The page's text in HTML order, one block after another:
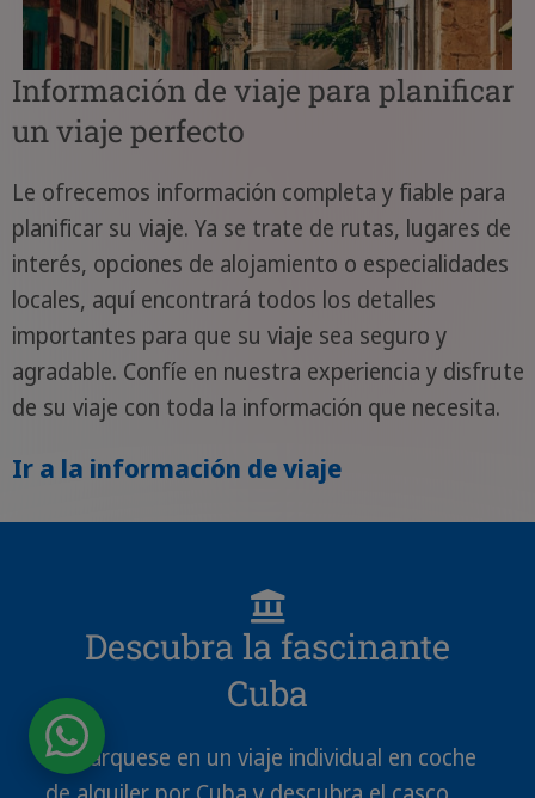
Información de viaje para planificar
un viaje perfecto
Le ofrecemos información completa y fiable para
planificar su viaje. Ya se trate de rutas, lugares de
interés, opciones de alojamiento o especialidades
locales, aquí encontrará todos los detalles
importantes para que su viaje sea seguro y
agradable. Confíe en nuestra experiencia y disfrute
de su viaje con toda la información que necesita.
Ir a la información de viaje
Descubra la fascinante
Cuba
Embárquese en un viaje individual en coche